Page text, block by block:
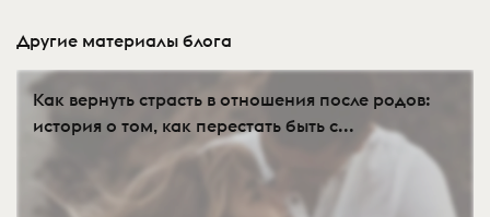
Другие материалы блога
Как вернуть страсть в отношения после родов:
история о том, как перестать быть с...